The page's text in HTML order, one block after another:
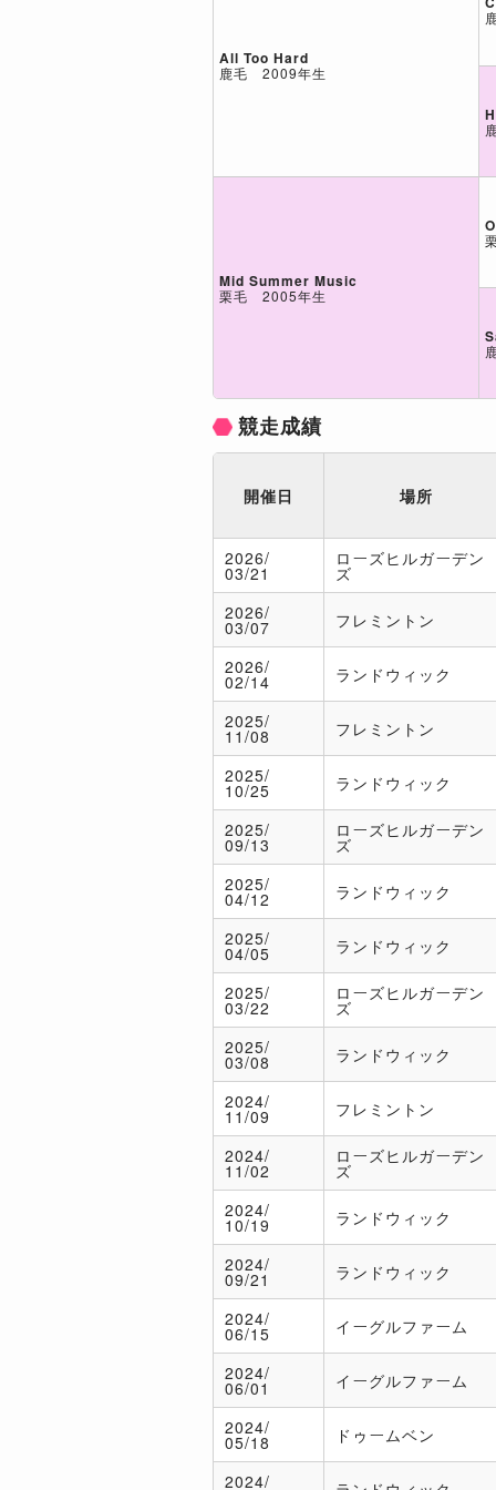
All Too Hard
鹿毛 2009年生
Mid Summer Music
栗毛 2005年生
競走成績
開催日 場所
2026/
03/21
ローズヒルガーデン
ズ
2026/
03/07 フレミントン
2026/
02/14 ランドウィック
2025/
11/08 フレミントン
2025/
10/25 ランドウィック
2025/
09/13
ローズヒルガーデン
ズ
2025/
04/12 ランドウィック
2025/
04/05 ランドウィック
2025/
03/22
ローズヒルガーデン
ズ
2025/
03/08 ランドウィック
2024/
11/09 フレミントン
2024/
11/02
ローズヒルガーデン
ズ
2024/
10/19 ランドウィック
2024/
09/21 ランドウィック
2024/
06/15 イーグルファーム
2024/
06/01 イーグルファーム
2024/
05/18 ドゥームベン
2024/